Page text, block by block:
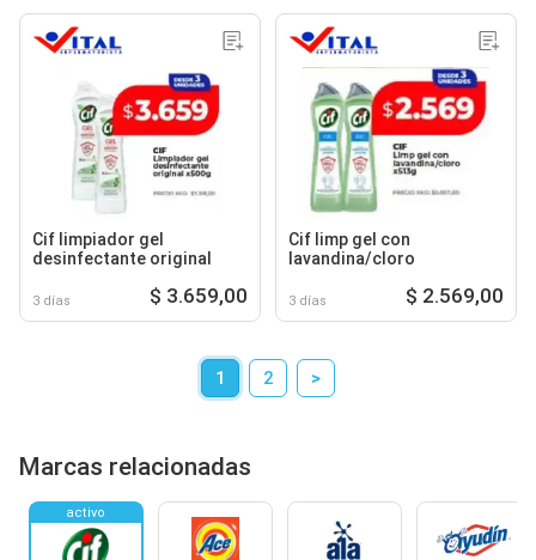
Cif limpiador gel
desinfectante original
3 días $ 3.659,00
Cif limp gel con
lavandina/cloro
3 días $ 2.569,00
1 2 >
Marcas relacionadas
activo